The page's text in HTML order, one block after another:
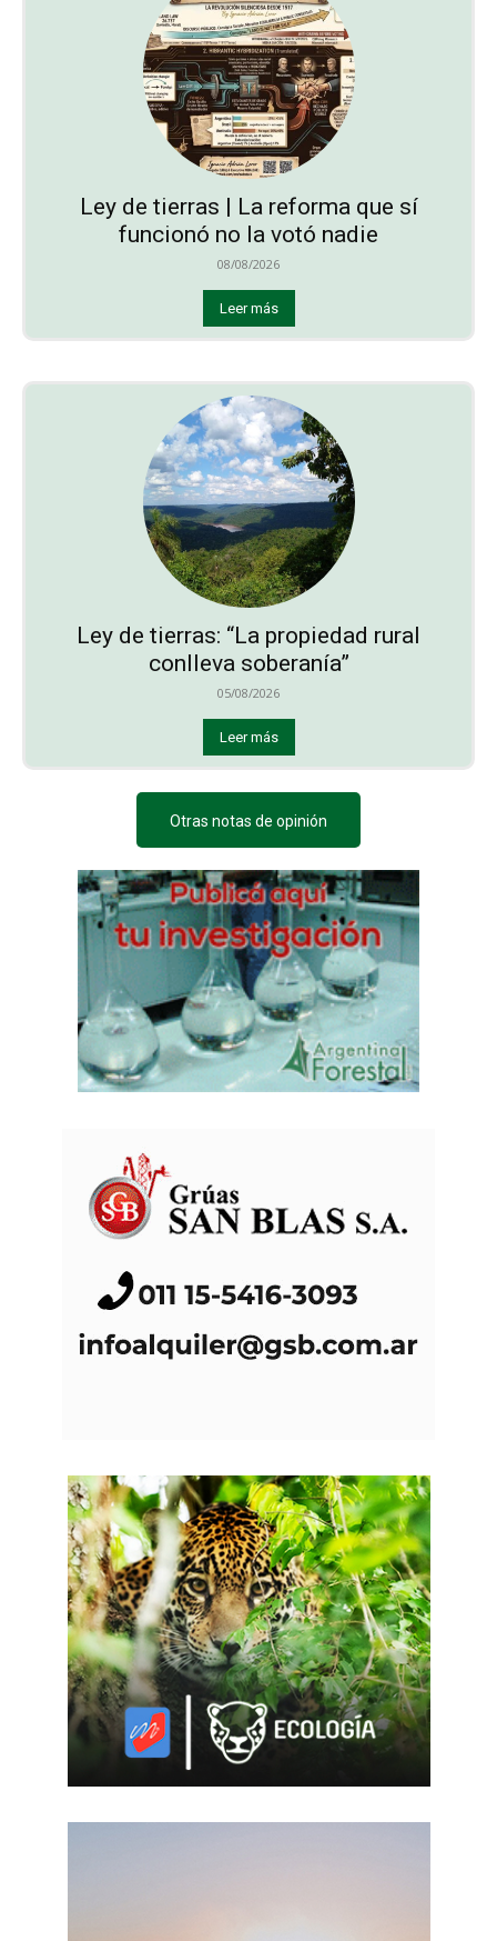
Ley de tierras | La reforma que sí
funcionó no la votó nadie
08/08/2026
Leer más
Ley de tierras: “La propiedad rural
conlleva soberanía”
05/08/2026
Leer más
Otras notas de opinión